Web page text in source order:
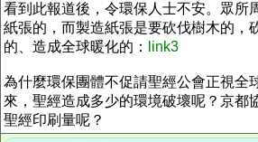
看到此報道後，令環保人士不安。眾所
紙張的，而製造紙張是要砍伐樹木的，
的、造成全球暖化的：
link3
為什麼環保團體不促請聖經公會正視全
來，聖經造成多少的環境破壞呢？京都
聖經印刷量呢？